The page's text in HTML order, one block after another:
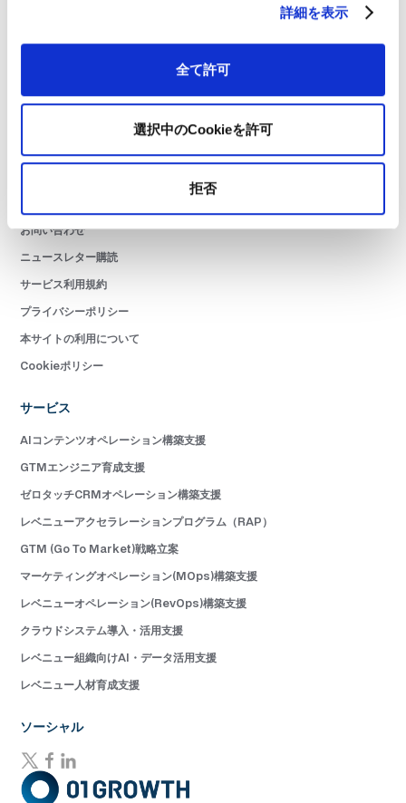
詳細を表示
全て許可
選択中のCookieを許可
拒否
ニュースリリース
お問い合わせ
ニュースレター購読
サービス利用規約
プライバシーポリシー
本サイトの利用について
Cookieポリシー
サービス
AIコンテンツオペレーション構築支援
GTMエンジニア育成支援
ゼロタッチCRMオペレーション構築支援
レベニューアクセラレーションプログラム（RAP）
GTM (Go To Market)戦略立案
マーケティングオペレーション(MOps)構築支援
レベニューオペレーション(RevOps)構築支援
クラウドシステム導入・活用支援
レベニュー組織向けAI・データ活用支援
レベニュー人材育成支援
ソーシャル